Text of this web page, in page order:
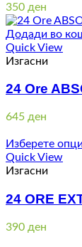
350 ден
Додади во
Quick View
Изгасни
24 Ore
645 ден
Изберете
Quick View
Изгасни
24 ORE
390 ден